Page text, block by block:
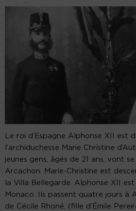
Le roi d’Espagne Alphonse XII est
l’archiduchesse Marie Christine
jeunes gens, âgés de 21 ans, vont
Arcachon. Marie-Christine est
la Villa Bellegarde. Alphonse XII
Monaco. Ils passent quatre jours à
de Cécile Rhoné, (fille d’Émile